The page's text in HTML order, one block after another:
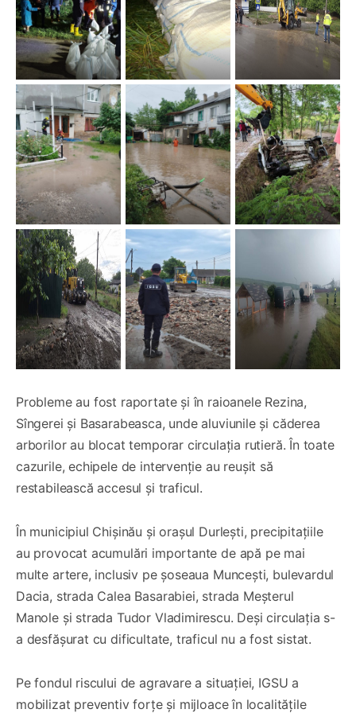
Probleme au fost raportate și în raioanele Rezina,
Sîngerei și Basarabeasca, unde aluviunile și căderea
arborilor au blocat temporar circulația rutieră. În toate
cazurile, echipele de intervenție au reușit să
restabilească accesul și traficul.
În municipiul Chișinău și orașul Durlești, precipitațiile
au provocat acumulări importante de apă pe mai
multe artere, inclusiv pe șoseaua Muncești, bulevardul
Dacia, strada Calea Basarabiei, strada Meșterul
Manole și strada Tudor Vladimirescu. Deși circulația s-
a desfășurat cu dificultate, traficul nu a fost sistat.
Pe fondul riscului de agravare a situației, IGSU a
mobilizat preventiv forțe și mijloace în localitățile